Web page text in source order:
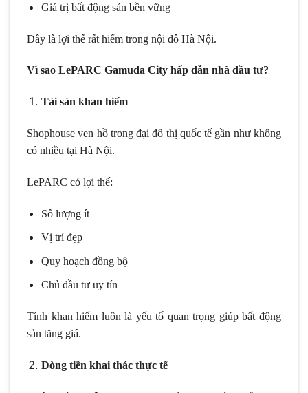
Giá trị bất động sản bền vững
Đây là lợi thế rất hiếm trong nội đô Hà Nội.
Vì sao LePARC Gamuda City hấp dẫn nhà đầu tư?
Tài sản khan hiếm
Shophouse ven hồ trong đại đô thị quốc tế gần như không
có nhiều tại Hà Nội.
LePARC có lợi thế:
Số lượng ít
Vị trí đẹp
Quy hoạch đồng bộ
Chủ đầu tư uy tín
Tính khan hiếm luôn là yếu tố quan trọng giúp bất động
sản tăng giá.
Dòng tiền khai thác thực tế